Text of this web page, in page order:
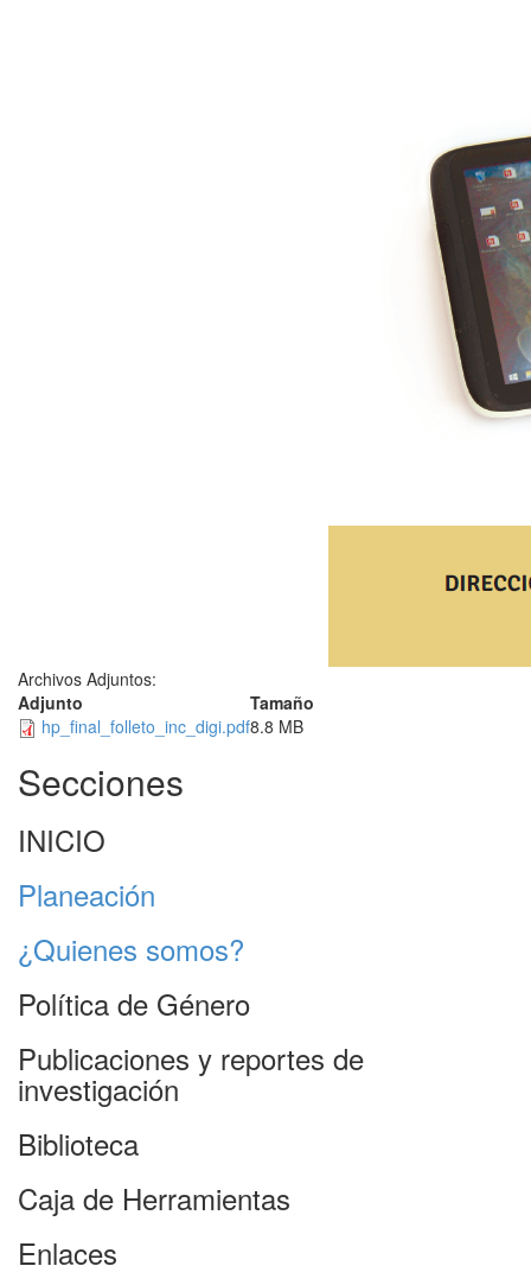
Archivos Adjuntos:
Adjunto
Tamaño
hp_final_folleto_inc_digi.pdf8.8 MB
Secciones
INICIO
Planeación
¿Quienes somos?
Política de Género
Publicaciones y reportes de
investigación
Biblioteca
Caja de Herramientas
Enlaces